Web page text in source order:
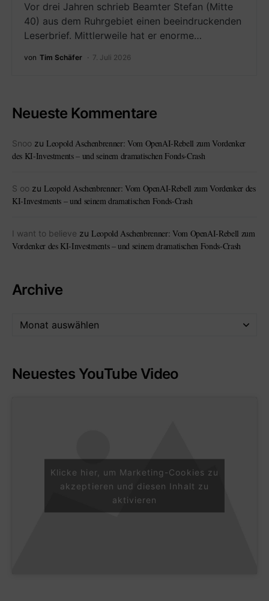
Vor drei Jahren schrieb Beamter Stefan (Mitte
40) aus dem Ruhrgebiet einen beeindruckenden
Leserbrief. Mittlerweile hat er enorme…
von Tim Schäfer 7. Juli 2026
Neueste Kommentare
Snoo zu Leopold Aschenbrenner: Vom OpenAI-Rebell zum Vordenker
des KI-Investments – und seinem dramatischen Fonds-Crash
S oo zu Leopold Aschenbrenner: Vom OpenAI-Rebell zum Vordenker des
KI-Investments – und seinem dramatischen Fonds-Crash
I want to believe zu Leopold Aschenbrenner: Vom OpenAI-Rebell zum
Vordenker des KI-Investments – und seinem dramatischen Fonds-Crash
Archive
Neuestes YouTube Video
Klicke hier, um Marketing-Cookies zu
akzeptieren und diesen Inhalt zu
aktivieren